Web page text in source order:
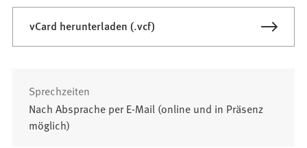
vCard herunterladen (.vcf)
Sprechzeiten
Nach Absprache per E-Mail (online und in Präsenz
möglich)